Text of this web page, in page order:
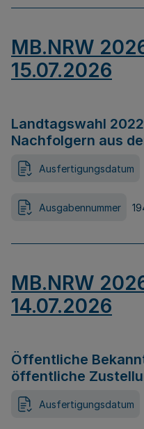
MB.NRW
15.07.2026
Landtagswahl
Nachfolgern aus
Ausfertigungsdatum
Ausgabennummer
MB.NRW
14.07.2026
Öffentliche
öffentliche
Ausfertigungsdatum